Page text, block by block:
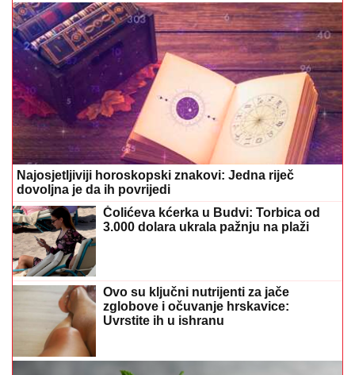
Najosjetljiviji horoskopski znakovi: Jedna riječ
dovoljna je da ih povrijedi
Čolićeva kćerka u Budvi: Torbica od
3.000 dolara ukrala pažnju na plaži
Ovo su ključni nutrijenti za jače
zglobove i očuvanje hrskavice:
Uvrstite ih u ishranu